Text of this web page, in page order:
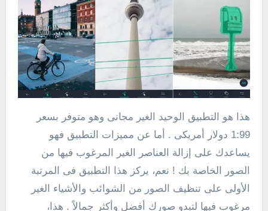
هذا هو التطبيق الوحيد الغير مجانى وهو متوفر بسعر
1:99 دولار أمريكى . أما عن مميزات التطبيق فهو
يساعدك على إزالة العناصر الغير المرغوب فيها من
الصور الخاصة بك ! نعم، يركز هذا التطبيق فى المرتبة
الأولى على تنظيف الصور من الشوائب والأشياء الغير
مرغوب فيها لتبدو صورك أفضل وأكثر جمالاً . هذا،